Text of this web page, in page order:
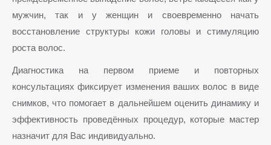
мужчин, так и у женщин и своевременно начать
восстановление структуры кожи головы и стимуляцию
роста волос.
Диагностика на первом приеме и повторных
консультациях фиксирует изменения ваших волос в виде
снимков, что помогает в дальнейшем оценить динамику и
эффективность проведённых процедур, которые мастер
назначит для Вас индивидуально.